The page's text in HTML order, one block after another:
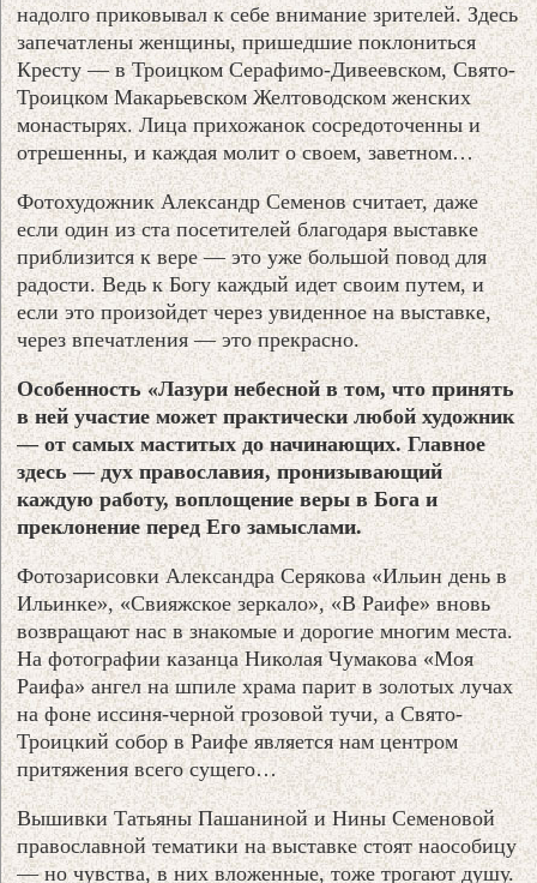
надолго приковывал к себе внимание зрителей. Здесь
запечатлены женщины, пришедшие поклониться
Кресту — в Троицком Серафимо-Дивеевском, Свято-
Троицком Макарьевском Желтоводском женских
монастырях. Лица прихожанок сосредоточенны и
отрешенны, и каждая молит о своем, заветном…
Фотохудожник Александр Семенов считает, даже
если один из ста посетителей благодаря выставке
приблизится к вере — это уже большой повод для
радости. Ведь к Богу каждый идет своим путем, и
если это произойдет через увиденное на выставке,
через впечатления — это прекрасно.
Особенность «Лазури небесной в том, что принять
в ней участие может практически любой художник
— от самых маститых до начинающих. Главное
здесь — дух православия, пронизывающий
каждую работу, воплощение веры в Бога и
преклонение перед Его замыслами.
Фотозарисовки Александра Серякова «Ильин день в
Ильинке», «Свияжское зеркало», «В Раифе» вновь
возвращают нас в знакомые и дорогие многим места.
На фотографии казанца Николая Чумакова «Моя
Раифа» ангел на шпиле храма парит в золотых лучах
на фоне иссиня-черной грозовой тучи, а Свято-
Троицкий собор в Раифе является нам центром
притяжения всего сущего…
Вышивки Татьяны Пашаниной и Нины Семеновой
православной тематики на выставке стоят наособицу
— но чувства, в них вложенные, тоже трогают душу.